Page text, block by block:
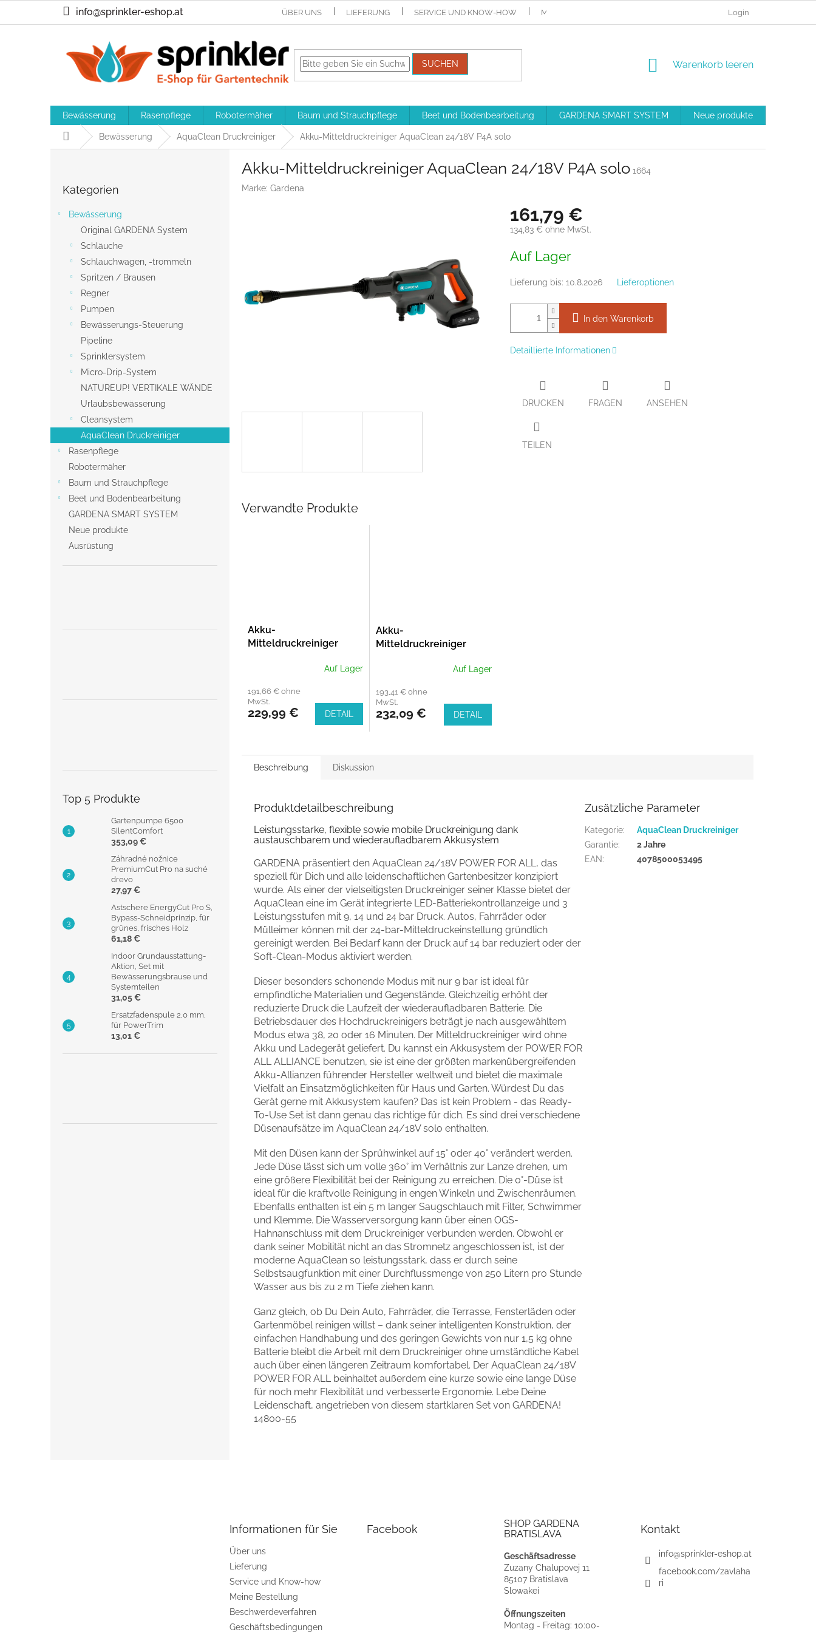
springen
info@sprinkler-eshop.at ÜBER UNS LIEFERUNG SERVICE UND KNOW-HOW MEINE BESTELLUNG BESCHWERDEVERFAHREN
Login
SUCHEN WARENKORB
Warenkorb leeren
Bewässerung Rasenpflege Robotermäher Baum und Strauchpflege Beet und Bodenbearbeitung GARDENA SMART SYSTEM Neue produkte
StartseiteBewässerung AquaClean Druckreiniger Akku-Mitteldruckreiniger AquaClean 24/18V P4A solo
überspringen
Kategorien
Bewässerung
Original GARDENA System
Schläuche
Schlauchwagen, -trommeln
Spritzen / Brausen
Regner
Pumpen
Bewässerungs-Steuerung
Pipeline
Sprinklersystem
Micro-Drip-System
NATUREUP! VERTIKALE WÄNDE
Urlaubsbewässerung
Cleansystem
AquaClean Druckreiniger
Rasenpflege
Robotermäher
Baum und Strauchpflege
Beet und Bodenbearbeitung
GARDENA SMART SYSTEM
Neue produkte
Ausrüstung
Top 5 Produkte
Gartenpumpe 6500
SilentComfort
353,09 €
Záhradné nožnice
PremiumCut Pro na suché
drevo
27,97 €
Astschere EnergyCut Pro S,
Bypass-Schneidprinzip, für
grünes, frisches Holz
61,18 €
Indoor Grundausstattung-
Aktion, Set mit
Bewässerungsbrause und
Systemteilen
31,05 €
Ersatzfadenspule 2,0 mm,
für PowerTrim
13,01 €
Akku-Mitteldruckreiniger AquaClean 24/18V P4A solo 1664
Marke: Gardena
161,79 €
134,83 € ohne MwSt.
Auf Lager
Lieferung bis: 10.8.2026 Lieferoptionen
In den Warenkorb
Detaillierte Informationen
DRUCKEN FRAGEN ANSEHEN
TEILEN
Verwandte Produkte
Akku-
Mitteldruckreiniger
Ready-To-Use SetAuf Lager
191,66 € ohne
MwSt.
229,99 € DETAIL
Akku-
Mitteldruckreiniger
Auf Lager
193,41 € ohne
MwSt.
232,09 € DETAIL
Beschreibung Diskussion
Produktdetailbeschreibung
Leistungsstarke, flexible sowie mobile Druckreinigung dank
austauschbarem und wiederaufladbarem Akkusystem
GARDENA präsentiert den AquaClean 24/18V POWER FOR ALL, das
speziell für Dich und alle leidenschaftlichen Gartenbesitzer konzipiert
wurde. Als einer der vielseitigsten Druckreiniger seiner Klasse bietet der
AquaClean eine im Gerät integrierte LED-Batteriekontrollanzeige und 3
Leistungsstufen mit 9, 14 und 24 bar Druck. Autos, Fahrräder oder
Mülleimer können mit der 24-bar-Mitteldruckeinstellung gründlich
gereinigt werden. Bei Bedarf kann der Druck auf 14 bar reduziert oder der
Soft-Clean-Modus aktiviert werden.
Dieser besonders schonende Modus mit nur 9 bar ist ideal für
empfindliche Materialien und Gegenstände. Gleichzeitig erhöht der
reduzierte Druck die Laufzeit der wiederaufladbaren Batterie. Die
Betriebsdauer des Hochdruckreinigers beträgt je nach ausgewähltem
Modus etwa 38, 20 oder 16 Minuten. Der Mitteldruckreiniger wird ohne
Akku und Ladegerät geliefert. Du kannst ein Akkusystem der POWER FOR
ALL ALLIANCE benutzen, sie ist eine der größten markenübergreifenden
Akku-Allianzen führender Hersteller weltweit und bietet die maximale
Vielfalt an Einsatzmöglichkeiten für Haus und Garten. Würdest Du das
Gerät gerne mit Akkusystem kaufen? Das ist kein Problem - das Ready-
To-Use Set ist dann genau das richtige für dich. Es sind drei verschiedene
Düsenaufsätze im AquaClean 24/18V solo enthalten.
Mit den Düsen kann der Sprühwinkel auf 15° oder 40° verändert werden.
Jede Düse lässt sich um volle 360° im Verhältnis zur Lanze drehen, um
eine größere Flexibilität bei der Reinigung zu erreichen. Die 0°-Düse ist
ideal für die kraftvolle Reinigung in engen Winkeln und Zwischenräumen.
Ebenfalls enthalten ist ein 5 m langer Saugschlauch mit Filter, Schwimmer
und Klemme. Die Wasserversorgung kann über einen OGS-
Hahnanschluss mit dem Druckreiniger verbunden werden. Obwohl er
dank seiner Mobilität nicht an das Stromnetz angeschlossen ist, ist der
moderne AquaClean so leistungsstark, dass er durch seine
Selbstsaugfunktion mit einer Durchflussmenge von 250 Litern pro Stunde
Wasser aus bis zu 2 m Tiefe ziehen kann.
Ganz gleich, ob Du Dein Auto, Fahrräder, die Terrasse, Fensterläden oder
Gartenmöbel reinigen willst – dank seiner intelligenten Konstruktion, der
einfachen Handhabung und des geringen Gewichts von nur 1,5 kg ohne
Batterie bleibt die Arbeit mit dem Druckreiniger ohne umständliche Kabel
auch über einen längeren Zeitraum komfortabel. Der AquaClean 24/18V
POWER FOR ALL beinhaltet außerdem eine kurze sowie eine lange Düse
für noch mehr Flexibilität und verbesserte Ergonomie. Lebe Deine
Leidenschaft, angetrieben von diesem startklaren Set von GARDENA!
14800-55
Zusätzliche Parameter
Kategorie:
AquaClean Druckreiniger
Garantie:
2 Jahre
EAN: 4078500053495
Informationen für Sie
Über uns
Lieferung
Service und Know-how
Meine Bestellung
Beschwerdeverfahren
Geschäftsbedingungen
Facebook
SHOP GARDENA
BRATISLAVA
Geschäftsadresse
Zuzany Chalupovej 11
85107 Bratislava
Slowakei
Öffnungszeiten
Montag - Freitag: 10:00-
Kontakt
info@sprinkler-eshop.at
facebook.com/zavlaha
ri